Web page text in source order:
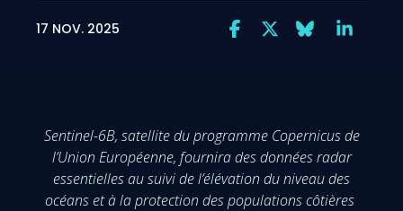
17 NOV. 2025
Sentinel-6B, satellite du programme Copernicus de
l’Union Européenne, fournira des données radar
essentielles au suivi de l’élévation du niveau des
océans et à la protection des populations côtières